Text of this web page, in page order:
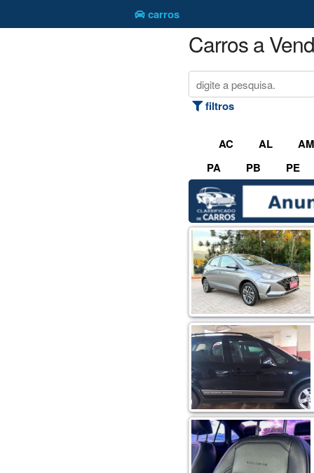
carros
Carros a
filtros
AC AL AM
PA
PB PE